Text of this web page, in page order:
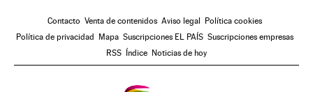
Contacto Venta de contenidos Aviso legal Política cookies
Política de privacidad Mapa Suscripciones EL PAÍS Suscripciones empresas
RSS Índice Noticias de hoy